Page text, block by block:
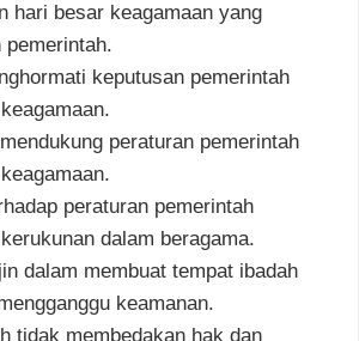
hari besar keagamaan yang
pemerintah.
keputusan pemerintah
peraturan pemerintah
peraturan pemerintah
dalam beragama.
dalam membuat tempat ibadah
keamanan.
tidak membedakan hak dan